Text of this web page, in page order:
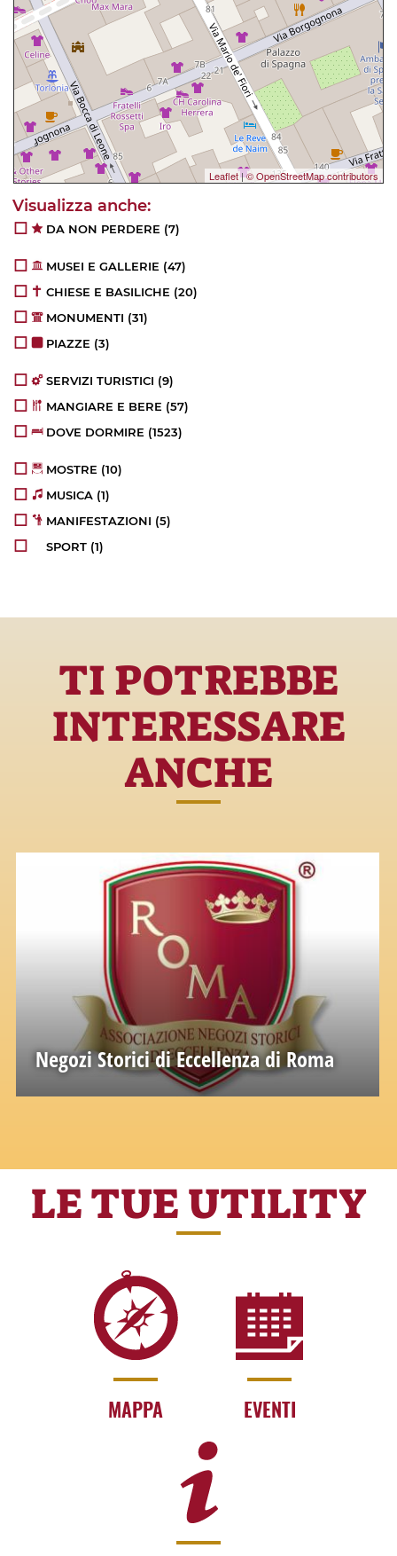
Leaflet|© OpenStreetMap contributors
DA NON PERDERE (7)
MUSEI E GALLERIE (47)
CHIESE E BASILICHE (20)
MONUMENTI (31)
PIAZZE (3)
SERVIZI TURISTICI (9)
MANGIARE E BERE (57)
DOVE DORMIRE (1523)
MOSTRE (10)
MUSICA (1)
MANIFESTAZIONI (5)
SPORT (1)
TI POTREBBE
INTERESSARE
ANCHE
Negozi Storici di Eccellenza di Roma
Un grande patrimonio di conoscenze ed
LE TUE UTILITY
MAPPA EVENTI